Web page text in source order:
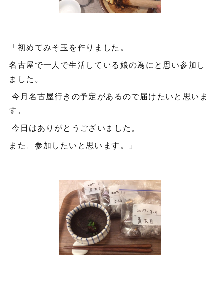
「初めてみそ玉を作りました。
名古屋で一人で生活している娘の為にと思い参加し
ました。
今月名古屋行きの予定があるので届けたいと思いま
す。
今日はありがとうございました。
また、参加したいと思います。」